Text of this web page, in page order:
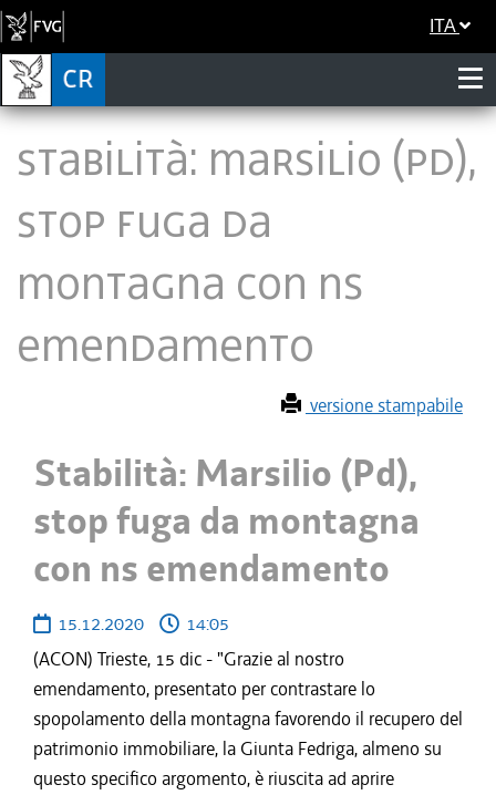
ITA
Stabilità: Marsilio (Pd),
stop fuga da
montagna con ns
emendamento
versione stampabile
Stabilità: Marsilio (Pd),
stop fuga da montagna
con ns emendamento
15.12.2020
14:05
(ACON) Trieste, 15 dic - "Grazie al nostro
emendamento, presentato per contrastare lo
spopolamento della montagna favorendo il recupero del
patrimonio immobiliare, la Giunta Fedriga, almeno su
questo specifico argomento, è riuscita ad aprire